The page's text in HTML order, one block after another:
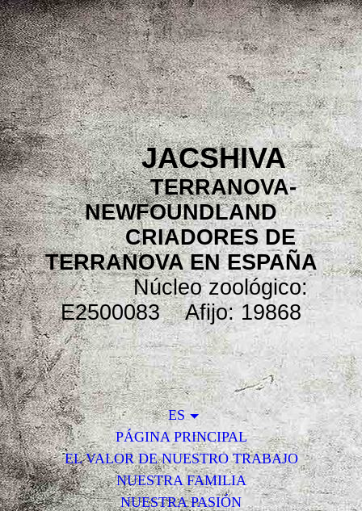
JACSHIVA
TERRANOVA-
NEWFOUNDLAND
CRIADORES DE
TERRANOVA EN ESPAÑA
Núcleo zoológico:
E2500083 Afijo: 19868
ES
PÁGINA PRINCIPAL
EL VALOR DE NUESTRO TRABAJO
NUESTRA FAMILIA
NUESTRA PASIÓN